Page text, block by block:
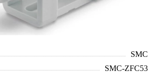
SMC
SMC-ZFC53